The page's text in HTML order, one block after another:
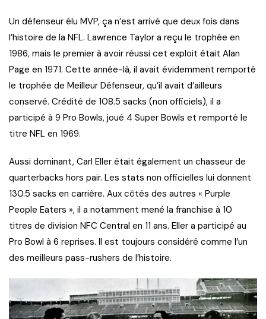
Un défenseur élu MVP, ça n’est arrivé que deux fois dans
l’histoire de la NFL. Lawrence Taylor a reçu le trophée en
1986, mais le premier à avoir réussi cet exploit était Alan
Page en 1971. Cette année-là, il avait évidemment remporté
le trophée de Meilleur Défenseur, qu’il avait d’ailleurs
conservé. Crédité de 108.5 sacks (non officiels), il a
participé à 9 Pro Bowls, joué 4 Super Bowls et remporté le
titre NFL en 1969.
Aussi dominant, Carl Eller était également un chasseur de
quarterbacks hors pair. Les stats non officielles lui donnent
130.5 sacks en carrière. Aux côtés des autres « Purple
People Eaters », il a notamment mené la franchise à 10
titres de division NFC Central en 11 ans. Eller a participé au
Pro Bowl à 6 reprises. Il est toujours considéré comme l’un
des meilleurs pass-rushers de l’histoire.